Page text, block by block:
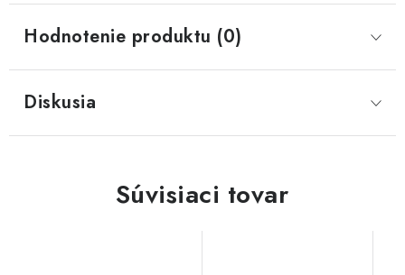
Hodnotenie produktu (0)
Diskusia
Súvisiaci tovar